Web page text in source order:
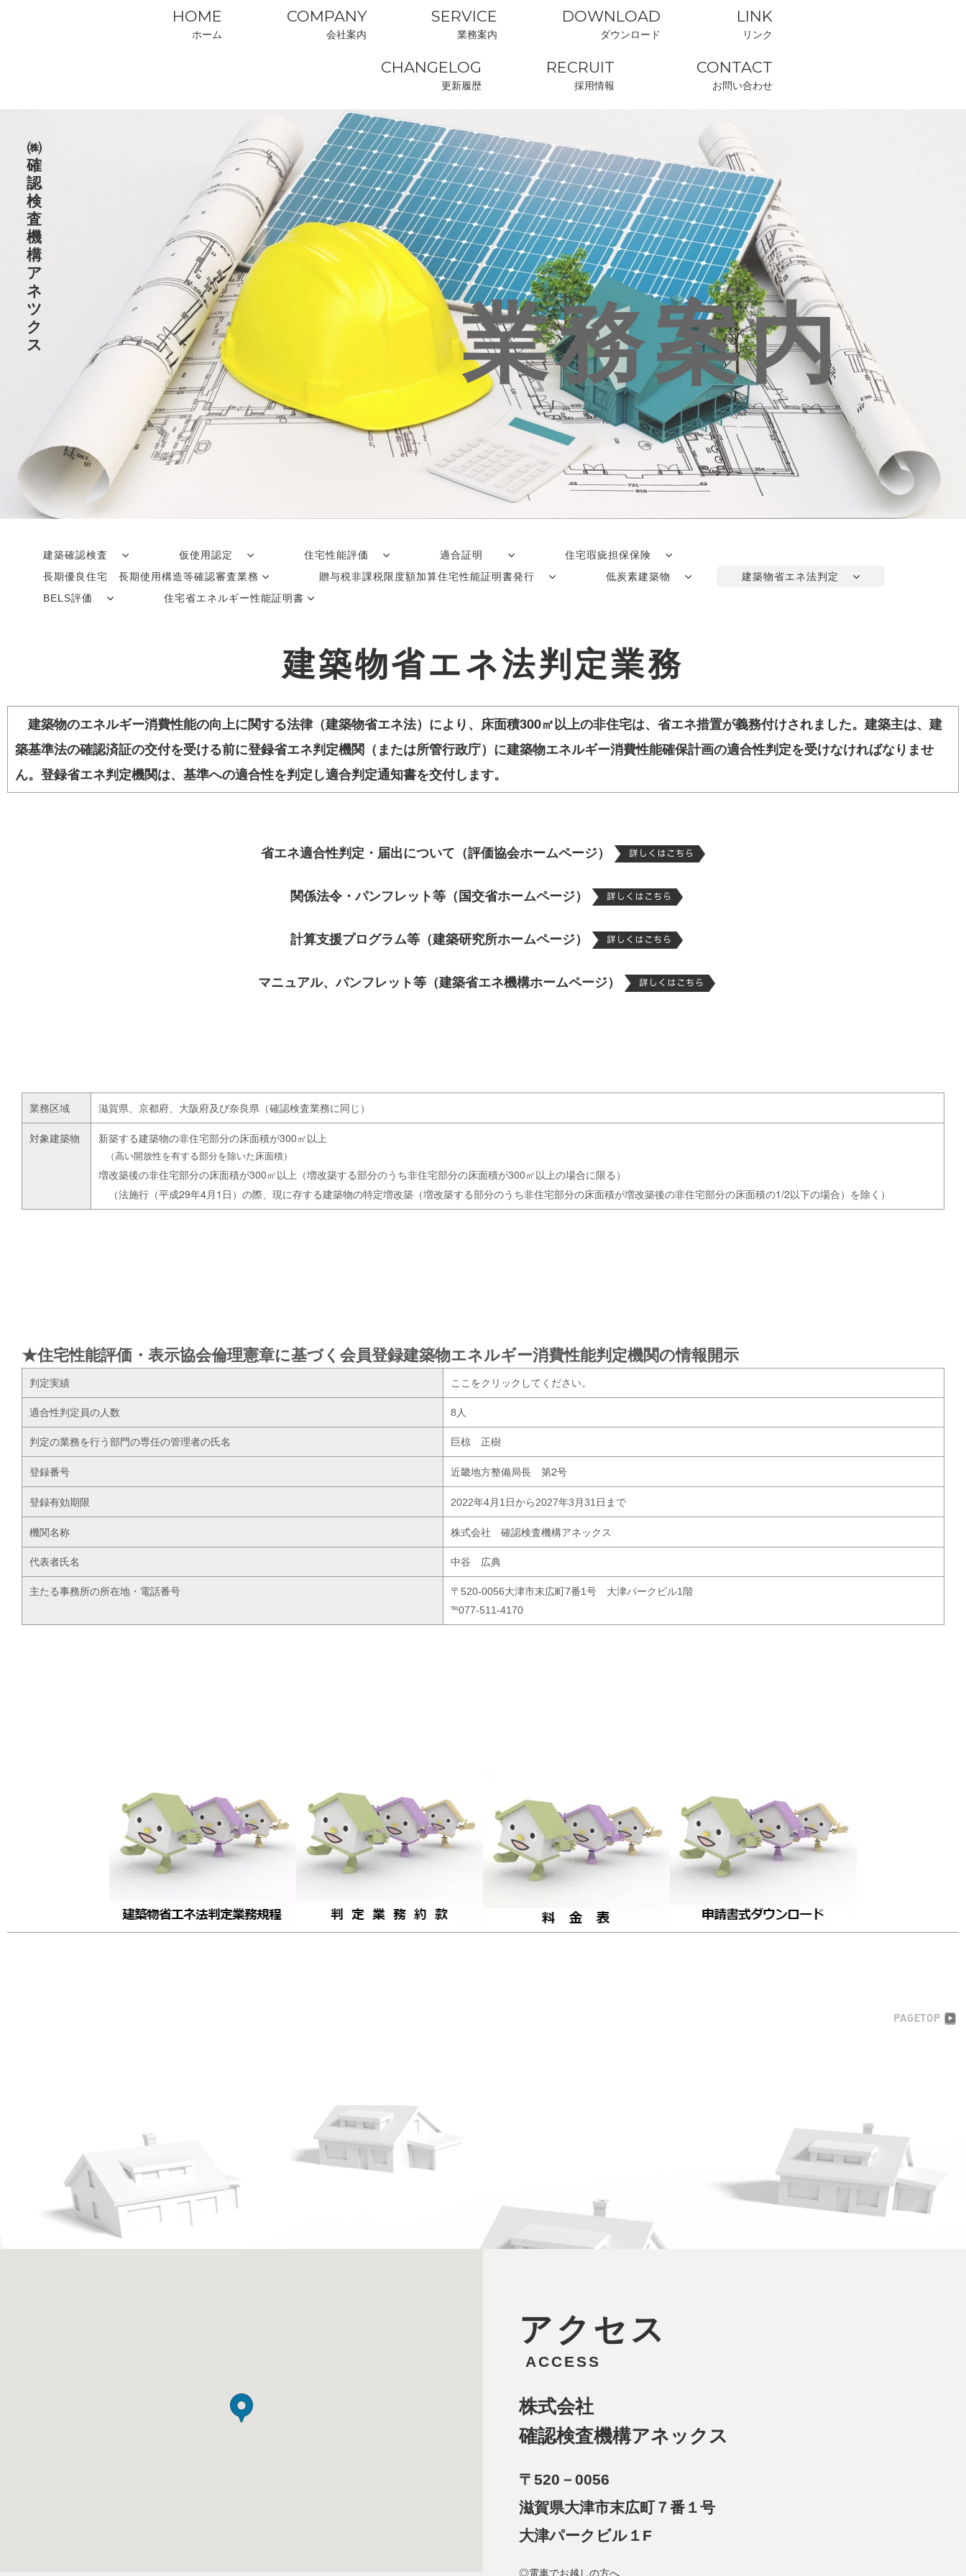
HOME
ホーム
COMPANY
会社案内
SERVICE
業務案内
DOWNLOAD
ダウンロード
LINK
リンク
CHANGELOG
更新履歴
RECRUIT
採用情報
CONTACT
お問い合わせ
㈱
確
認
検
査
機
構
ア
ネ
ツ
ク
ス
業務案内
建築確認検査 仮使用認定 住宅性能評価 適合証明
住宅瑕疵担保保険
長期優良住宅 長期使用構造等確認審査業務
贈与税非課税限度額加算住宅性能証明書発行 低炭素建築物
建築物省エネ法判定
BELS評価
住宅省エネルギー性能証明書
建築物省エネ法判定業務
建築物のエネルギー消費性能の向上に関する法律（建築物省エネ法）により、床面積300㎡以上の非住宅は、省エネ措置が義務付けされました。建築主は、建
築基準法の確認済証の交付を受ける前に登録省エネ判定機関（または所管行政庁）に建築物エネルギー消費性能確保計画の適合性判定を受けなければなりませ
ん。登録省エネ判定機関は、基準への適合性を判定し適合判定通知書を交付します。
省エネ適合性判定・届出について（評価協会ホームページ）
関係法令・パンフレット等（国交省ホームページ）
計算支援プログラム等（建築研究所ホームページ）
マニュアル、パンフレット等（建築省エネ機構ホームページ）
業務区域 滋賀県、京都府、大阪府及び奈良県（確認検査業務に同じ）
対象建築物 新築する建築物の非住宅部分の床面積が300㎡以上
（高い開放性を有する部分を除いた床面積）
増改築後の非住宅部分の床面積が300㎡以上（増改築する部分のうち非住宅部分の床面積が300㎡以上の場合に限る）
（法施行（平成29年4月1日）の際、現に存する建築物の特定増改築（増改築する部分のうち非住宅部分の床面積が増改築後の非住宅部分の床面積の1/2以下の場合）を除く）
★住宅性能評価・表示協会倫理憲章に基づく会員登録建築物エネルギー消費性能判定機関の情報開示
判定実績 ここをクリックしてください。
適合性判定員の人数 8人
判定の業務を行う部門の専任の管理者の氏名 巨椋 正樹
登録番号 近畿地方整備局長 第2号
登録有効期限 2022年4月1日から2027年3月31日まで
機関名称 株式会社 確認検査機構アネックス
代表者氏名 中谷 広典
主たる事務所の所在地・電話番号
〒520-0056大津市末広町7番1号 大津パークビル1階
℡077-511-4170
アクセス
ACCESS
株式会社
確認検査機構アネックス
〒520－0056
滋賀県大津市末広町７番１号
大津パークビル１F
◎電車でお越しの方へ